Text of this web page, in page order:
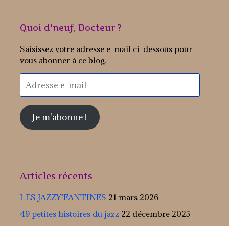
Quoi d'neuf, Docteur ?
Saisissez votre adresse e-mail ci-dessous pour
vous abonner à ce blog.
Adresse
e-
Je m'abonne !
Articles récents
LES JAZZY’FANTINES 21 mars 2026
49 petites histoires du jazz 22 décembre 2025